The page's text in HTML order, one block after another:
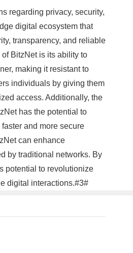
regarding privacy, security,
digital ecosystem that
transparency, and reliable
BitzNet is its ability to
making it resistant to
individuals by giving them
access. Additionally, the
has the potential to
and more secure
can enhance
by traditional networks. By
potential to revolutionize
digital interactions.#3#